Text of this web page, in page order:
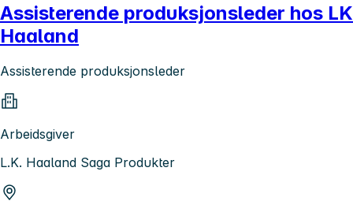
Assisterende produksjonsleder hos LK
Haaland
Assisterende produksjonsleder
Arbeidsgiver
L.K. Haaland Saga Produkter